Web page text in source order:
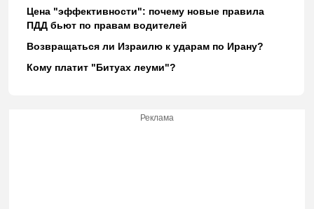
Цена "эффективности": почему новые правила
ПДД бьют по правам водителей
Возвращаться ли Израилю к ударам по Ирану?
Кому платит "Битуах леуми"?
Реклама